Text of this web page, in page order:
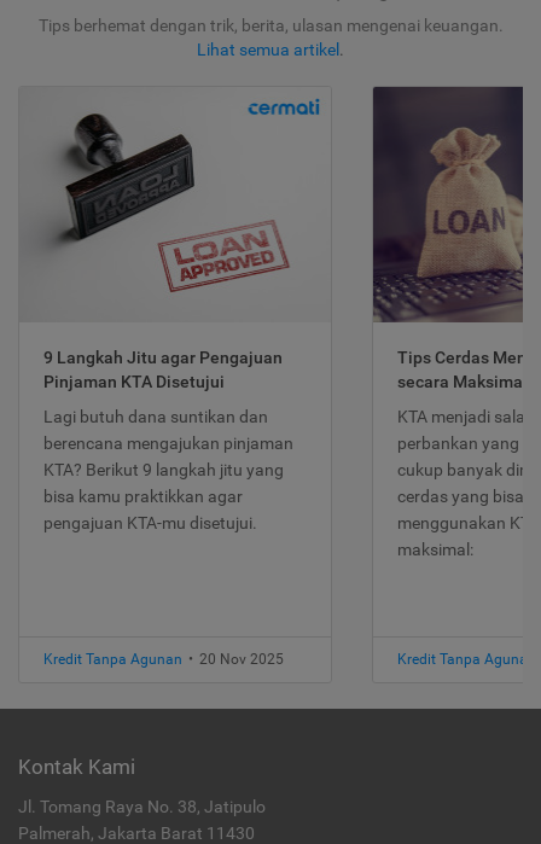
Tips berhemat dengan trik, berita, ulasan mengenai keuangan.
Lihat semua artikel .
9 Langkah Jitu agar Pengajuan
Pinjaman KTA Disetujui
Lagi butuh dana suntikan dan
berencana mengajukan pinjaman
KTA? Berikut 9 langkah jitu yang
bisa kamu praktikkan agar
pengajuan KTA-mu disetujui.
Kredit Tanpa Agunan • 20 Nov 2025
Tips Cerdas
secara Maksimal
KTA menjadi
perbankan yang
cukup banyak
cerdas yang bisa
menggunakan
maksimal:
Kredit Tanpa Agunan
Kontak Kami
Jl. Tomang Raya No. 38, Jatipulo
Palmerah, Jakarta Barat 11430